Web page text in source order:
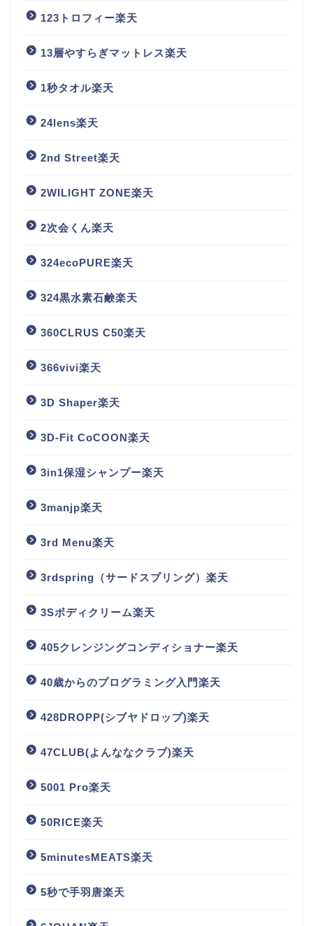
123トロフィー楽天
13層やすらぎマットレス楽天
1秒タオル楽天
24lens楽天
2nd Street楽天
2WILIGHT ZONE楽天
2次会くん楽天
324ecoPURE楽天
324黒水素石鹸楽天
360CLRUS C50楽天
366vivi楽天
3D Shaper楽天
3D-Fit CoCOON楽天
3in1保湿シャンプー楽天
3manjp楽天
3rd Menu楽天
3rdspring（サードスプリング）楽天
3Sボディクリーム楽天
405クレンジングコンディショナー楽天
40歳からのプログラミング入門楽天
428DROPP(シブヤドロップ)楽天
47CLUB(よんななクラブ)楽天
5001 Pro楽天
50RICE楽天
5minutesMEATS楽天
5秒で手羽唐楽天